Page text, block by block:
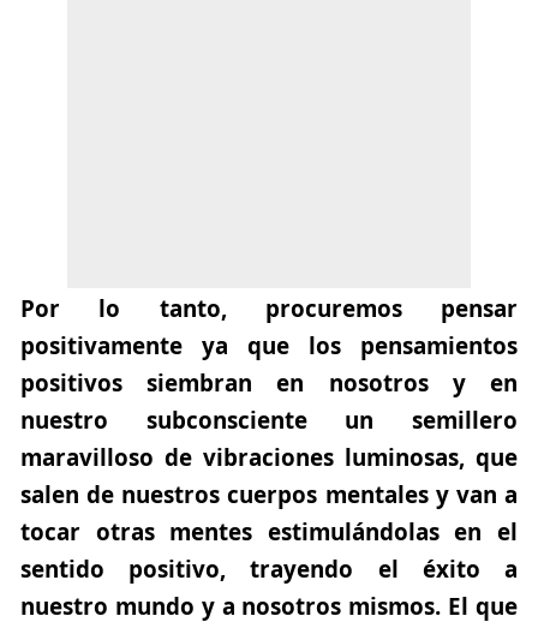
Por lo tanto, procuremos pensar
positivamente ya que los pensamientos
positivos siembran en nosotros y en
nuestro subconsciente un semillero
maravilloso de vibraciones luminosas, que
salen de nuestros cuerpos mentales y van a
tocar otras mentes estimulándolas en el
sentido positivo, trayendo el éxito a
nuestro mundo y a nosotros mismos. El que